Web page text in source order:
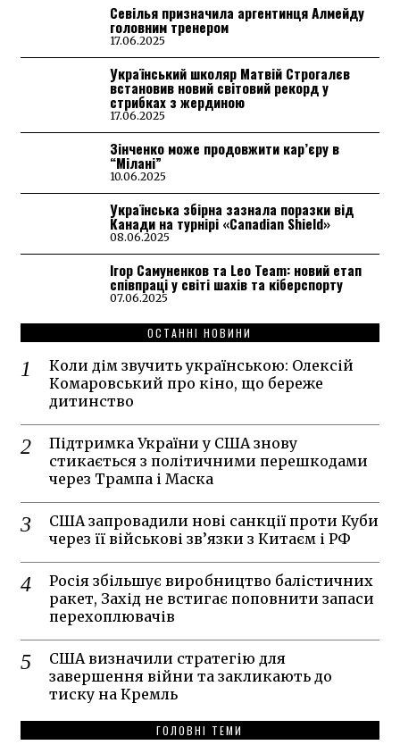
Севілья призначила аргентинця Алмейду
головним тренером
17.06.2025
Український школяр Матвій Строгалєв
встановив новий світовий рекорд у
стрибках з жердиною
17.06.2025
Зінченко може продовжити кар’єру в
“Мілані”
10.06.2025
Українська збірна зазнала поразки від
Канади на турнірі «Canadian Shield»
08.06.2025
Ігор Самуненков та Leo Team: новий етап
співпраці у світі шахів та кіберспорту
07.06.2025
ОСТАННІ НОВИНИ
Коли дім звучить українською: Олексій
Комаровський про кіно, що береже
дитинство
Підтримка України у США знову
стикається з політичними перешкодами
через Трампа і Маска
США запровадили нові санкції проти Куби
через її військові зв’язки з Китаєм і РФ
Росія збільшує виробництво балістичних
ракет, Захід не встигає поповнити запаси
перехоплювачів
США визначили стратегію для
завершення війни та закликають до
тиску на Кремль
ГОЛОВНІ ТЕМИ